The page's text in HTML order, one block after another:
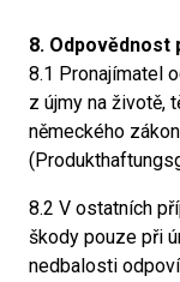
8. Odpovědnost
8.1 Pronajímatel
z újmy na životě,
německého
8.2 V ostatních
škody pouze při
nedbalosti